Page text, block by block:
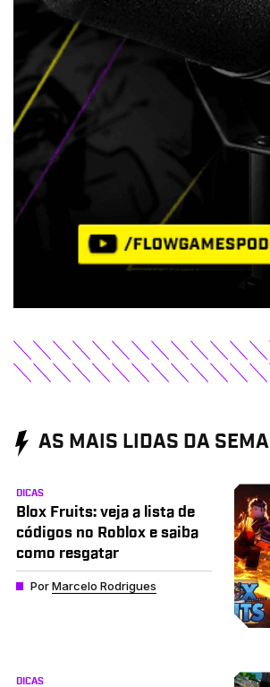
AS MAIS LIDAS DA
DICAS
Blox Fruits: veja a lista de
códigos no Roblox e saiba
como resgatar
PorMarcelo Rodrigues
DICAS